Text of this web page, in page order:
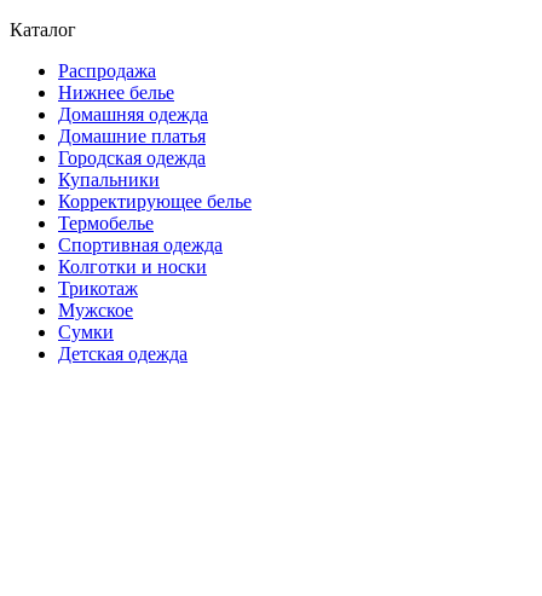
Каталог
Распродажа
Нижнее белье
Домашняя одежда
Домашние платья
Городская одежда
Купальники
Корректирующее белье
Термобелье
Спортивная одежда
Колготки и носки
Трикотаж
Мужское
Сумки
Детская одежда